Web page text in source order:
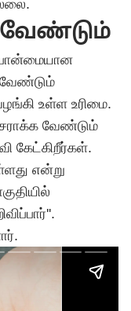
உள்ள உரிமை.
வேண்டும்
கேட்கிறீர்கள்.
என்று